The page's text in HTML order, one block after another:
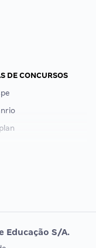
DE CONCURSOS
Educação S/A.